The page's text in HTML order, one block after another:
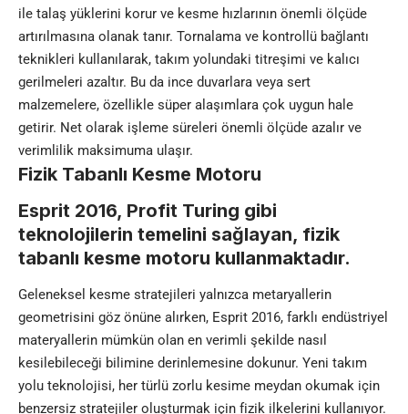
ile talaş yüklerini korur ve kesme hızlarının önemli ölçüde
artırılmasına olanak tanır. Tornalama ve kontrollü bağlantı
teknikleri kullanılarak, takım yolundaki titreşimi ve kalıcı
gerilmeleri azaltır. Bu da ince duvarlara veya sert
malzemelere, özellikle süper alaşımlara çok uygun hale
getirir. Net olarak işleme süreleri önemli ölçüde azalır ve
verimlilik maksimuma ulaşır.
Fizik Tabanlı Kesme Motoru
Esprit 2016, Profit Turing gibi
teknolojilerin temelini sağlayan, fizik
tabanlı kesme motoru kullanmaktadır.
Geleneksel kesme stratejileri yalnızca metaryallerin
geometrisini göz önüne alırken, Esprit 2016, farklı endüstriyel
materyallerin mümkün olan en verimli şekilde nasıl
kesilebileceği bilimine derinlemesine dokunur. Yeni takım
yolu teknolojisi, her türlü zorlu kesime meydan okumak için
benzersiz stratejiler oluşturmak için fizik ilkelerini kullanıyor.